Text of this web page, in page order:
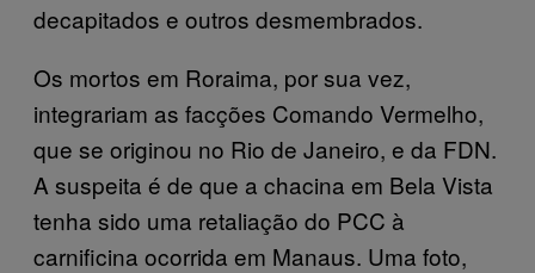
decapitados e outros desmembrados.
Os mortos em Roraima, por sua vez,
integrariam as facções Comando Vermelho,
que se originou no Rio de Janeiro, e da FDN.
A suspeita é de que a chacina em Bela Vista
tenha sido uma retaliação do PCC à
carnificina ocorrida em Manaus. Uma foto,